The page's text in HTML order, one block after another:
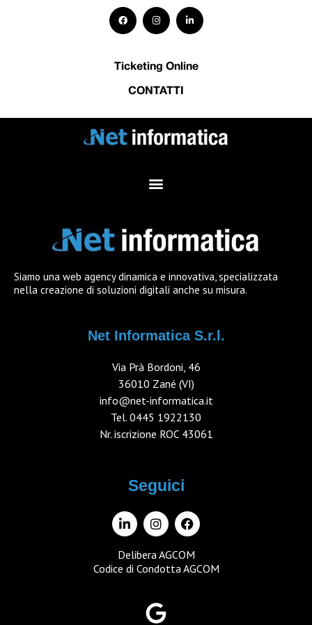
Ticketing Online
CONTATTI
Siamo una web agency dinamica e innovativa, specializzata
nella creazione di soluzioni digitali anche su misura.
Net Informatica S.r.l.
Via Prà Bordoni, 46
36010 Zané (VI)
info@net-informatica.it
Tel. 0445 1922130
Nr. iscrizione ROC 43061
Seguici
Delibera AGCOM
Codice di Condotta AGCOM